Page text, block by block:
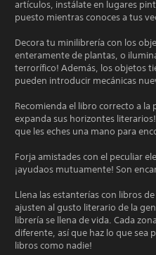
artículos, instálate en lugares
puesto mientras conoces a tus
Decora tu minilibrería con los
enteramente de plantas, o
terrorífico! Además, los objetos
pueden introducir mecánicas
Recomienda el libro correcto a la
expanda sus horizontes
que les eches una mano para
Forja amistades con el peculiar
¡ayudaos mutuamente! Son
Llena las estanterías con libros
ajusten al gusto literario de la
librería se llena de vida. Cada
diferente, así que haz lo que sea
libros como nadie!